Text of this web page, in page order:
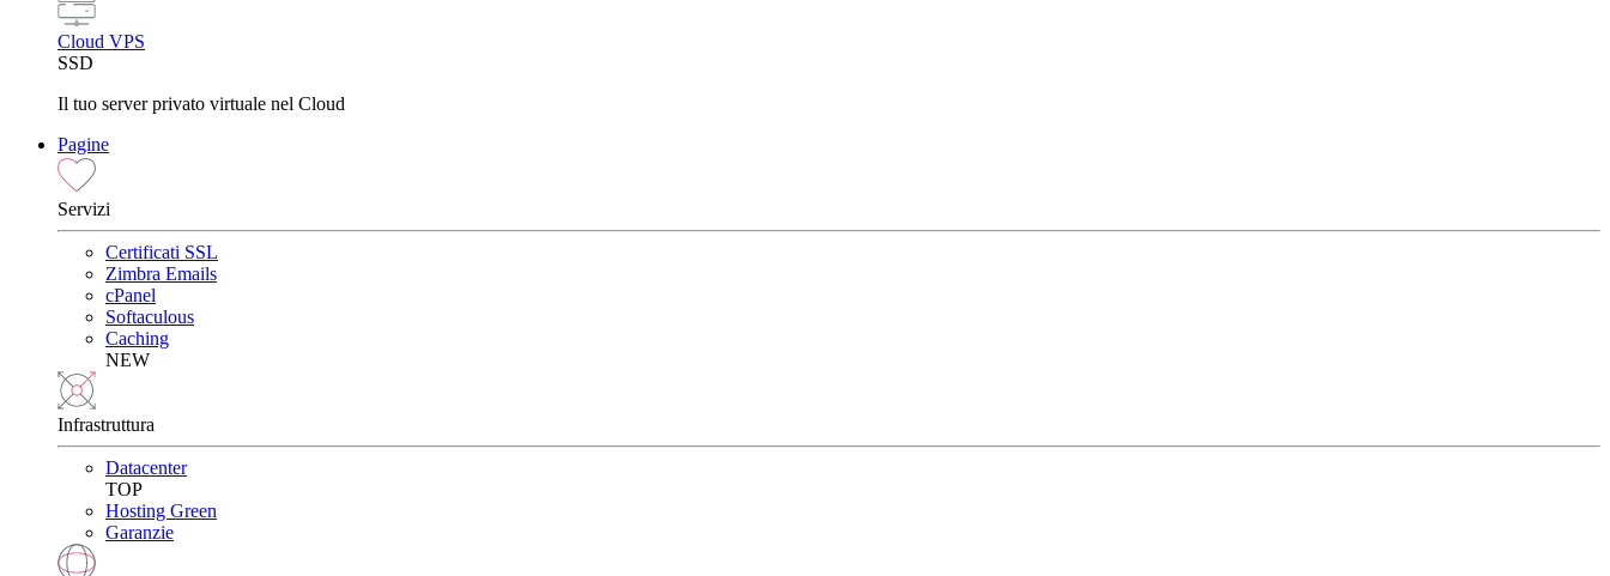
Cloud VPS
SSD
Il tuo server privato virtuale nel Cloud
Pagine
Servizi
Certificati SSL
Zimbra Emails
cPanel
Softaculous
Caching
NEW
Infrastruttura
Datacenter
TOP
Hosting Green
Garanzie